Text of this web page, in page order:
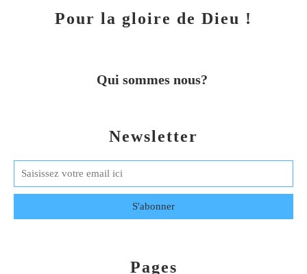
Newsletter
Pages
Pour la gloire de Dieu !
Qui sommes nous?